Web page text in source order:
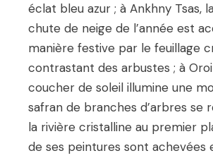
éclat bleu azur ; à Ankhny Tsas,
chute de neige de l’année est
manière festive par le feuillage
contrastant des arbustes ; à
coucher de soleil illumine une
safran de branches d’arbres se
la rivière cristalline au premier
de ses peintures sont achevées